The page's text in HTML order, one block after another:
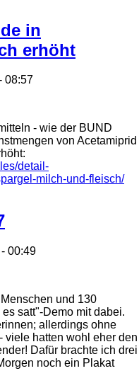
in
erhöht
08:57
- wie der BUND
von Acetamiprid
detail-
milch-und-fleisch/
00:49
und 130
satt"-Demo mit dabei.
allerdings ohne
viele hatten wohl eher den
Dafür brachte ich drei
noch ein Plakat